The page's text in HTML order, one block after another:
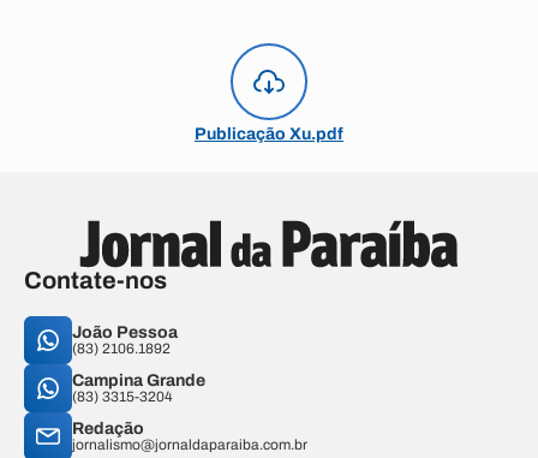
Publicação Xu.pdf
Contate-nos
João Pessoa
(83) 2106.1892
Campina Grande
(83) 3315-3204
Redação
jornalismo@jornaldaparaiba.com.br